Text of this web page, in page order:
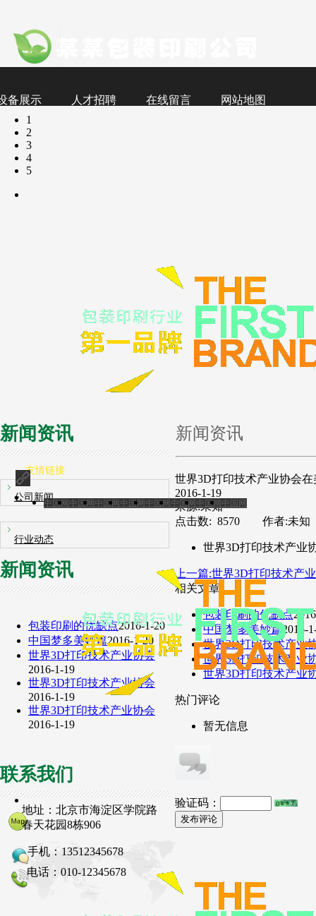
备展示 人才招聘 在线留言
网站地图
1
2
3
4
5
新闻资讯
新闻资讯
联系我们
公司新闻
行业动态
包装印刷的优缺点2016-1-20
中国梦多美妙篇2016-1-20
世界3D打印技术产业协会
2016-1-19
世界3D打印技术产业协会
2016-1-19
世界3D打印技术产业协会
2016-1-19
地址：北京市海淀区学院路
春天花园8栋906
手机：13512345678
电话：010-12345678
新闻资讯
世界3D打印技术产业协会在
2016-1-19
来源:未知
点击数: 8570 作者:未知
世界3D打印技术产业
上一篇:世界3D打印技术产
相关文章
包装印刷的优缺点
中国梦多美妙篇 2016-
世界3D打印技术产业
世界3D打印技术产业
世界3D打印技术产业
热门评论
暂无信息
验证码：
发布评论
友情链接
中国网 中国网 中国网 中国网 中国网 中国网 中国网 中国网